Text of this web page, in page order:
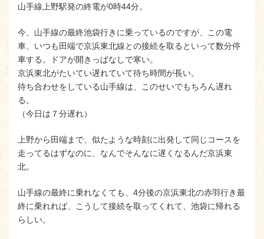
山手線上野駅発の終電が0時44分。
今、山手線の最終池袋行きに乗っているのですが、この電
車、いつも田端で京浜東北線との接続を取るといって数分停
車する。ドアが開きっぱなしで寒い。
京浜東北がたいてい遅れていて待ち時間が長い。
待ち合わせをしている山手線は、このせいでもちろん遅れ
る。
（今日は７分遅れ）
上野から田端まで、似たような時刻に出発して同じコースを
走ってるはずなのに、なんでそんなに遅くなるんだ京浜東
北。
山手線の最終に乗れなくても、4分後の京浜東北の赤羽行き最
終に乗れれば、こうして接続を取ってくれて、池袋に帰れる
らしい。